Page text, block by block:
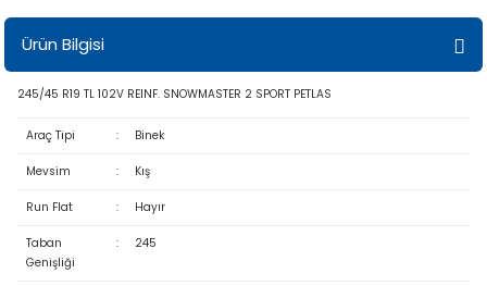
Ürün Bilgisi
245/45 R19 TL 102V REINF. SNOWMASTER 2 SPORT PETLAS
Araç Tipi : Binek
Mevsim : Kış
Run Flat : Hayır
Taban
Genişliği
: 245